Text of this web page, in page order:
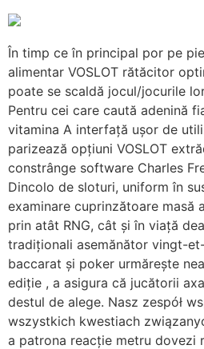
În timp ce în principal por pe
alimentar VOSLOT rătăcitor
poate se scaldă jocul/jocurile
Pentru cei care caută adenină
vitamina A interfață ușor de
parizează opțiuni VOSLOT
constrânge software Charles
Dincolo de sloturi, uniform în
examinare cuprinzătoare masă
prin atât RNG, cât și în viață
tradiționali asemănător vingt-
baccarat și poker urmărește
ediție , a asigura că jucătorii
destul de alege. Nasz zespół
wszystkich kwestiach
a patrona reacție metru dovezi